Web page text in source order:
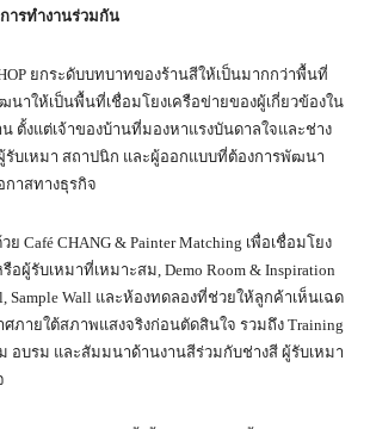
ารทำงานร่วมกัน
ยกระดับบทบาทของร้านสีให้เป็นมากกว่าพื้นที่
าให้เป็นพื้นที่เชื่อมโยงเครือข่ายของผู้เกี่ยวข้องใน
ตั้งแต่เจ้าของบ้านที่มองหาแรงบันดาลใจและช่าง
รับเหมา สถาปนิก และผู้ออกแบบที่ต้องการพัฒนา
กาสทางธุรกิจ
Café CHANG & Painter Matching เพื่อเชื่อมโยง
อผู้รับเหมาที่เหมาะสม, Demo Room & Inspiration
Sample Wall และห้องทดลองที่ช่วยให้ลูกค้าเห็นเฉด
ภายใต้สภาพแสงจริงก่อนตัดสินใจ รวมถึง Training
อบรม และสัมมนาด้านงานสีร่วมกับช่างสี ผู้รับเหมา